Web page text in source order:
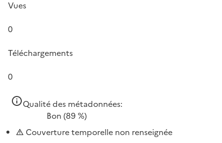
Vues
0
Téléchargements
0
Qualité des métadonnées:
Bon (89 %)
Couverture temporelle non renseignée